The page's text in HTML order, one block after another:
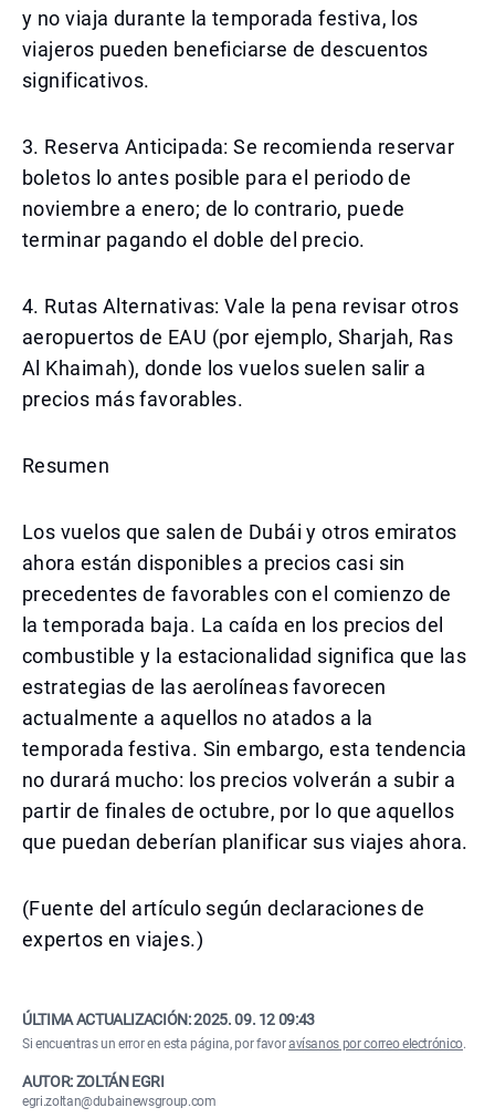
y no viaja durante la temporada festiva, los
viajeros pueden beneficiarse de descuentos
significativos.
3. Reserva Anticipada: Se recomienda reservar
boletos lo antes posible para el periodo de
noviembre a enero; de lo contrario, puede
terminar pagando el doble del precio.
4. Rutas Alternativas: Vale la pena revisar otros
aeropuertos de EAU (por ejemplo, Sharjah, Ras
Al Khaimah), donde los vuelos suelen salir a
precios más favorables.
Resumen
Los vuelos que salen de Dubái y otros emiratos
ahora están disponibles a precios casi sin
precedentes de favorables con el comienzo de
la temporada baja. La caída en los precios del
combustible y la estacionalidad significa que las
estrategias de las aerolíneas favorecen
actualmente a aquellos no atados a la
temporada festiva. Sin embargo, esta tendencia
no durará mucho: los precios volverán a subir a
partir de finales de octubre, por lo que aquellos
que puedan deberían planificar sus viajes ahora.
(Fuente del artículo según declaraciones de
expertos en viajes.)
ÚLTIMA ACTUALIZACIÓN:2025. 09. 12 09:43
Si encuentras un error en esta página, por favoravísanos por correo electrónico.
AUTOR: ZOLTÁN EGRI
egri.zoltan@dubainewsgroup.com